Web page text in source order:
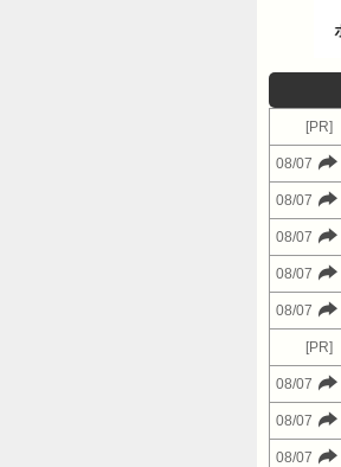
[PR]
08/07
08/07
08/07
08/07
08/07
[PR]
08/07
08/07
08/07